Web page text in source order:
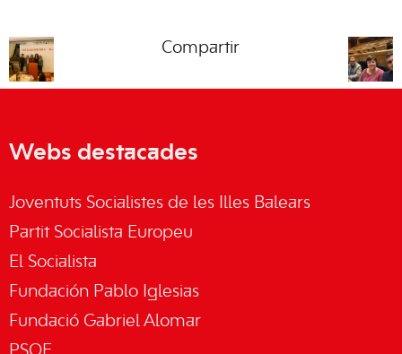
Compartir
Webs destacades
Joventuts Socialistes de les Illes Balears
Partit Socialista Europeu
El Socialista
Fundación Pablo Iglesias
Fundació Gabriel Alomar